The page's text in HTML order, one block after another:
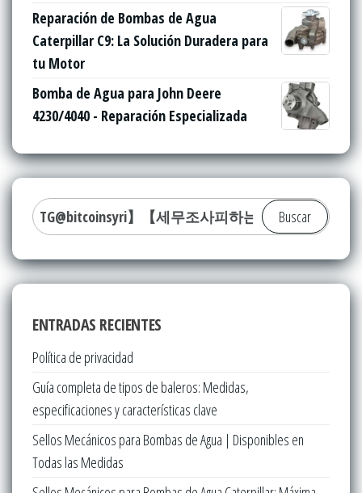
Reparación de Bombas de Agua
Caterpillar C9: La Solución Duradera para
tu Motor
Bomba de Agua para John Deere
4230/4040 - Reparación Especializada
Buscar:
ENTRADAS RECIENTES
Política de privacidad
Guía completa de tipos de baleros: Medidas,
especificaciones y características clave
Sellos Mecánicos para Bombas de Agua | Disponibles en
Todas las Medidas